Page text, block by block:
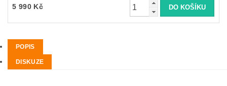
5 990 Kč
POPIS
DISKUZE